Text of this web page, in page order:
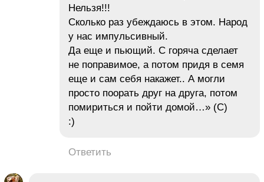
Нельзя!!!
Сколько раз убеждаюсь в этом. Народ
у нас импульсивный.
Да еще и пьющий. С горяча сделает
не поправимое, а потом придя в семя
еще и сам себя накажет.. А могли
просто поорать друг на друга, потом
помириться и пойти домой…» (С)
:)
Ответить